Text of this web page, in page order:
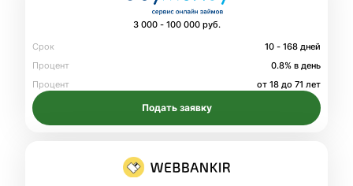
3 000 - 100 000 руб.
Срок
10 - 168 дней
Процент
0.8% в день
Процент
от 18 до 71 лет
Подать заявку